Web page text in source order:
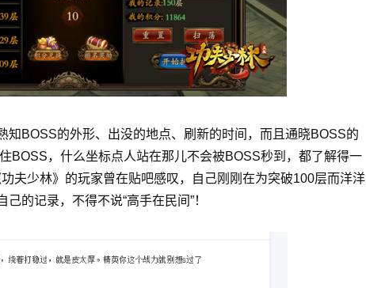
知BOSS的外形、出没的地点、刷新的时间，而且通晓BOSS的
BOSS，什么坐标点人站在那儿不会被BOSS秒到，都了解得一
夫少林》的玩家曾在贴吧感叹，自己刚刚在为突破100层而洋洋
的记录，不得不说“高手在民间”！